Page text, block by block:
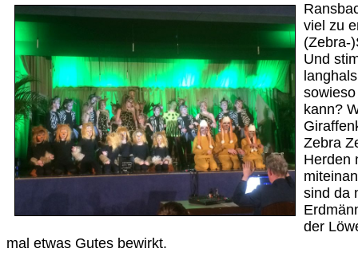
viel zu
(Zebra-
Und
kann?
Zebra
Herden
sind da
der
mal etwas Gutes bewirkt.